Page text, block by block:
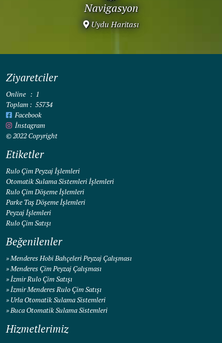
Navigasyon
Uydu Haritası
Ziyaretciler
Online : 1
Toplam : 55734
Facebook
İnstagram
© 2022 Copyright
Etiketler
Rulo Çim Peyzaj İşlemleri
Otomatik Sulama Sistemleri İşlemleri
Rulo Çim Döşeme İşlemleri
Parke Taş Döşeme İşlemleri
Peyzaj İşlemleri
Rulo Çim Satışı
Beğenilenler
»Menderes Hobi Bahçeleri Peyzaj Çalışması
»Menderes Çim Peyzaj Çalışması
»İzmir Rulo Çim Satışı
»İzmir Menderes Rulo Çim Satışı
»Urla Otomatik Sulama Sistemleri
»Buca Otomatik Sulama Sistemleri
Hizmetlerimiz